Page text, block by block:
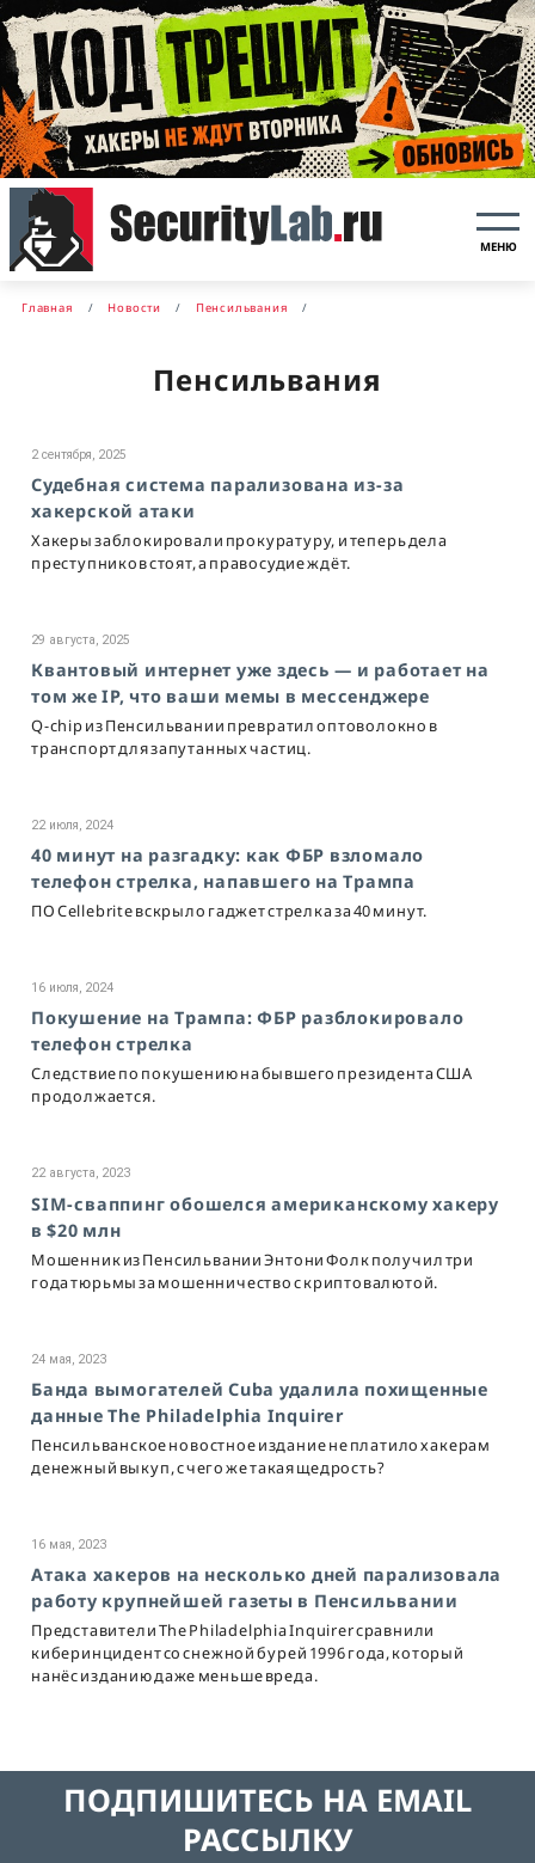
МЕНЮ
Главная Новости Пенсильвания
Пенсильвания
2 сентября, 2025
Судебная система парализована из-за
хакерской атаки
Хакеры заблокировали прокуратуру, и теперь дела
преступников стоят, а правосудие ждёт.
29 августа, 2025
Квантовый интернет уже здесь — и работает на
том же IP, что ваши мемы в мессенджере
Q-chip из Пенсильвании превратил оптоволокно в
транспорт для запутанных частиц.
22 июля, 2024
40 минут на разгадку: как ФБР взломало
телефон стрелка, напавшего на Трампа
ПО Cellebrite вскрыло гаджет стрелка за 40 минут.
16 июля, 2024
Покушение на Трампа: ФБР разблокировало
телефон стрелка
Следствие по покушению на бывшего президента США
продолжается.
22 августа, 2023
SIM-сваппинг обошелся американскому хакеру
в $20 млн
Мошенник из Пенсильвании Энтони Фолк получил три
года тюрьмы за мошенничество с криптовалютой.
24 мая, 2023
Банда вымогателей Cuba удалила похищенные
данные The Philadelphia Inquirer
Пенсильванское новостное издание не платило хакерам
денежный выкуп, с чего же такая щедрость?
16 мая, 2023
Атака хакеров на несколько дней парализовала
работу крупнейшей газеты в Пенсильвании
Представители The Philadelphia Inquirer сравнили
киберинцидент со снежной бурей 1996 года, который
нанёс изданию даже меньше вреда.
ПОДПИШИТЕСЬ НА EMAIL
РАССЫЛКУ